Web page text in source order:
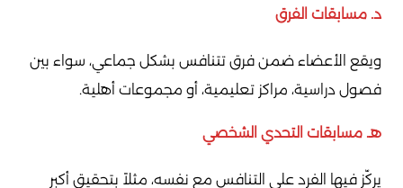
د. مسابقات الفرق
ويقع الأعضاء ضمن فرق تتنافس بشكل جماعي، سواء بين
فصول دراسية، مراكز تعليمية، أو مجموعات أهلية.
هـ. مسابقات التحدي الشخصي
يركّز فيها الفرد على التنافس مع نفسه، مثلاً بتحقيق أكبر